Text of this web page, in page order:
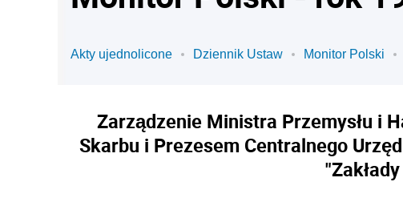
Akty ujednolicone Dziennik Ustaw Monitor Polski
Zarządzenie Ministra Przemysłu i
Skarbu i Prezesem Centralnego